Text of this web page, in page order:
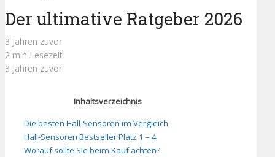
Der ultimative Ratgeber 2026
3 Jahren zuvor
2 min Lesezeit
3 Jahren zuvor
Inhaltsverzeichnis
Die besten Hall-Sensoren im Vergleich
Hall-Sensoren Bestseller Platz 1 – 4
Worauf sollte Sie beim Kauf achten?